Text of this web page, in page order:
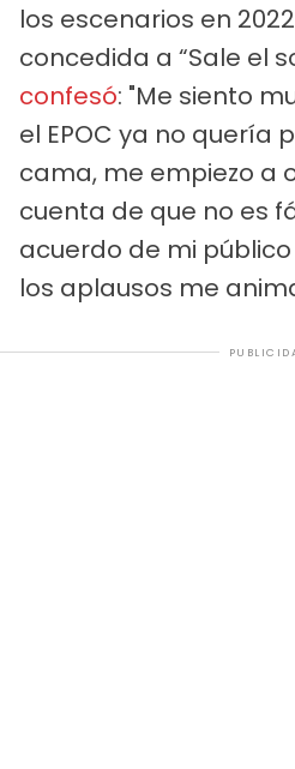
los escenarios en
concedida a “Sale el
confesó: "Me siento
el EPOC ya no quería
cama, me empiezo a
cuenta de que no es
acuerdo de mi
los aplausos me